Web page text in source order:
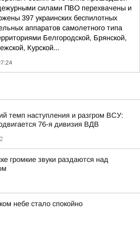
силами ПВО перехвачены и
397 украинских беспилотных
аппаратов самолетного типа
Белгородской, Брянской,
Курской...
темп наступления и разгром ВСУ:
76-я дивизия ВДВ
громкие звуки раздаются над
небе стало спокойно